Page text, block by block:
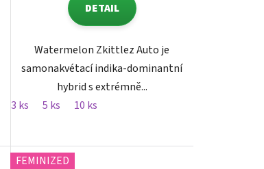
DETAIL
Watermelon Zkittlez Auto je
samonakvétací indika-dominantní
hybrid s extrémně...
3 ks
5 ks 10 ks
FEMINIZED